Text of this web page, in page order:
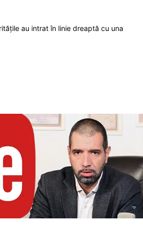
au intrat în linie dreaptă cu una